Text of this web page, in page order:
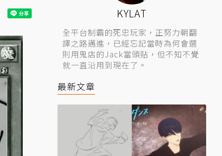
KYLAT
全平台制霸的死忠玩家，正努力朝翻
譯之路邁進，已經忘記當時為何會選
則用鬼店的Jack當頭貼，但不知不覺
就一直沿用到現在了。
最新文章